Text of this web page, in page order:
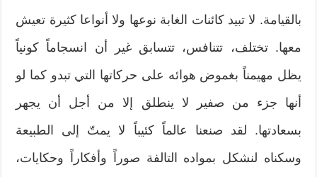
بالقيامة. لا تبيد كائنات الغابة نوعها ولا أنواعا كثيرة تعيش
معها. تختلف، تتنافس، تتسابق غير أن انسجاماً كونياً
يظل مهيمناً بغموض هوائه على حركاتها التي تبدو كما لو
أنها جزء من صفير لا ينطلق إلا من أجل أن يجهر
بسعادتها. لقد صنعنا عالماً كئيباً لا يمتّ إلى الطبيعة
وسكناه لنشكل بمواده التالفة صوراً وأفكاراً وحكايات،